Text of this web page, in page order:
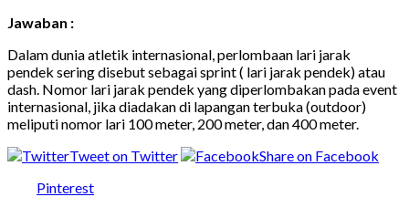
Jawaban :
Dalam dunia atletik internasional, perlombaan lari jarak
pendek sering disebut sebagai sprint ( lari jarak pendek) atau
dash. Nomor lari jarak pendek yang diperlombakan pada event
internasional, jika diadakan di lapangan terbuka (outdoor)
meliputi nomor lari 100 meter, 200 meter, dan 400 meter.
Tweet on Twitter
Share on Facebook
Pinterest